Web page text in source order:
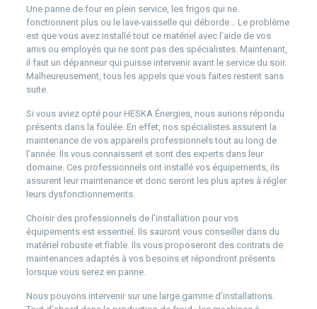
Une panne de four en plein service, les frigos qui ne
fonctionnent plus ou le lave-vaisselle qui déborde… Le problème
est que vous avez installé tout ce matériel avec l’aide de vos
amis ou employés qui ne sont pas des spécialistes. Maintenant,
il faut un dépanneur qui puisse intervenir avant le service du soir.
Malheureusement, tous les appels que vous faites restent sans
suite.
Si vous aviez opté pour HESKA Énergies, nous aurions répondu
présents dans la foulée. En effet, nos spécialistes assurent la
maintenance de vos appareils professionnels tout au long de
l’année. Ils vous connaissent et sont des experts dans leur
domaine. Ces professionnels ont installé vos équipements, ils
assurent leur maintenance et donc seront les plus aptes à régler
leurs dysfonctionnements.
Choisir des professionnels de l’installation pour vos
équipements est essentiel. Ils sauront vous conseiller dans du
matériel robuste et fiable. Ils vous proposeront des contrats de
maintenances adaptés à vos besoins et répondront présents
lorsque vous serez en panne.
Nous pouvons intervenir sur une large gamme d’installations.